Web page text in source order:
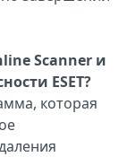
Scanner и
ESET?
которая